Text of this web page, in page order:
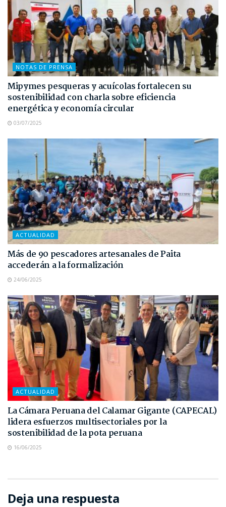
NOTAS DE PRENSA
Mipymes pesqueras y acuícolas fortalecen su
sostenibilidad con charla sobre eficiencia
energética y economía circular
03/07/2025
ACTUALIDAD
Más de 90 pescadores artesanales de Paita
accederán a la formalización
24/06/2025
ACTUALIDAD
La Cámara Peruana del Calamar Gigante (CAPECAL)
lidera esfuerzos multisectoriales por la
sostenibilidad de la pota peruana
16/06/2025
Deja una respuesta